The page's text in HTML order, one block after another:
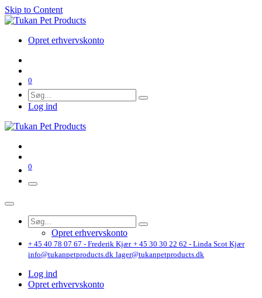
Skip to Content
Opret erhvervskonto
0
Log ind
0
Opret erhvervskonto
+ 45 40 78 07 67 - Frederik Kjær + 45 30 30 22 62 - Linda Scot Kjær
info@tukanpetproducts.dk lager@tukanpetproducts.dk
Log ind
Opret erhvervskonto